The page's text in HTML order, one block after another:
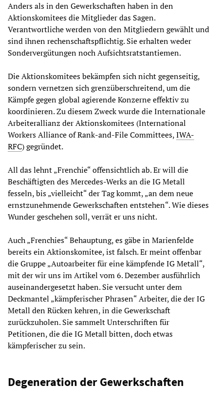
Anders als in den Gewerkschaften haben in den
Aktionskomitees die Mitglieder das Sagen.
Verantwortliche werden von den Mitgliedern gewählt und
sind ihnen rechenschaftspflichtig. Sie erhalten weder
Sondervergütungen noch Aufsichtsratstantiemen.
Die Aktionskomitees bekämpfen sich nicht gegenseitig,
sondern vernetzen sich grenzüberschreitend, um die
Kämpfe gegen global agierende Konzerne effektiv zu
koordinieren. Zu diesem Zweck wurde die Internationale
Arbeiterallianz der Aktionskomitees (International
Workers Alliance of Rank-and-File Committees,IWA-
RFC) gegründet.
All das lehnt „Frenchie“ offensichtlich ab. Er will die
Beschäftigten des Mercedes-Werks an die IG Metall
fesseln, bis „vielleicht“ der Tag kommt, „an dem neue
ernstzunehmende Gewerkschaften entstehen“. Wie dieses
Wunder geschehen soll, verrät er uns nicht.
Auch „Frenchies“ Behauptung, es gäbe in Marienfelde
bereits ein Aktionskomitee, ist falsch. Er meint offenbar
die Gruppe „Autoarbeiter für eine kämpfende IG Metall“,
mit der wir uns im Artikel vom 6. Dezember ausführlich
auseinandergesetzt haben. Sie versucht unter dem
Deckmantel „kämpferischer Phrasen“ Arbeiter, die der IG
Metall den Rücken kehren, in die Gewerkschaft
zurückzuholen. Sie sammelt Unterschriften für
Petitionen, die die IG Metall bitten, doch etwas
kämpferischer zu sein.
Degeneration der Gewerkschaften